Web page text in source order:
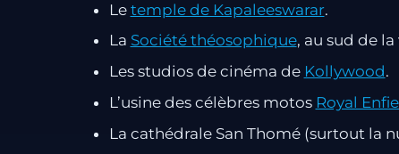
Le temple de Kapaleeswarar.
La Société théosophique, au sud de la
Les studios de cinéma de Kollywood.
L’usine des célèbres motos Royal
La cathédrale San Thomé (surtout la